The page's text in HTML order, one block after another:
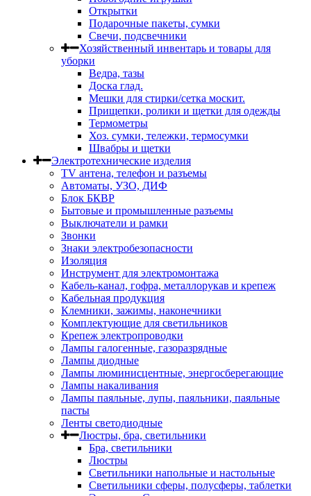
Открытки
Подарочные пакеты, сумки
Свечи, подсвечники
Хозяйственный инвентарь и товары для
уборки
Ведра, тазы
Доска глад.
Мешки для стирки/сетка москит.
Прищепки, ролики и щетки для одежды
Термометры
Хоз. сумки, тележки, термосумки
Швабры и щетки
Электротехнические изделия
TV aнтена, телефон и разъемы
Автоматы, УЗО, ДИФ
Блок БКВР
Бытовые и промышленные разъемы
Выключатели и рамки
Звонки
Знаки электробезопасности
Изоляция
Инструмент для электромонтажа
Кабель-канал, гофра, металлорукав и крепеж
Кабельная продукция
Клемники, зажимы, наконечники
Комплектующие для светильников
Крепеж электропроводки
Лампы галогенные, газоразрядные
Лампы диодные
Лампы люминисцентные, энергосберегающие
Лампы накаливания
Лампы паяльные, лупы, паяльники, паяльные
пасты
Ленты светодиодные
Люстры, бра, светильники
Бра, светильники
Люстры
Светильники напольные и настольные
Светильники сферы, полусферы, таблетки